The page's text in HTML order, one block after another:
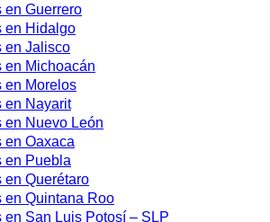
en Guerrero
en Hidalgo
en Jalisco
en Michoacán
en Morelos
en Nayarit
en Nuevo León
en Oaxaca
en Puebla
en Querétaro
en Quintana Roo
en San Luis Potosí – SLP